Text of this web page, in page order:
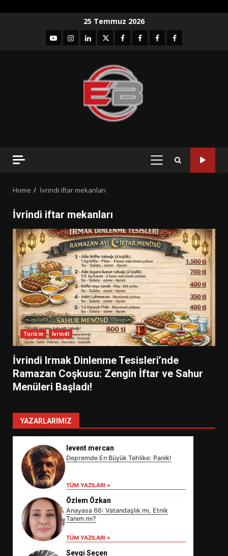
25 Temmuz 2026
YouTubeInstagram
LinkedIntwitterfacebook-Facebook-
Facebook-Facebook-
PRIMARY
Home İvrindi iftar mekanları
İvrindi iftar mekanları
Turizm İvrindi
İvrindi Irmak Dinlenme Tesisleri’nde
Ramazan Coşkusu: Zengin İftar ve Sahur
Menüleri Başladı!
YAZARLARIMIZ
levent mercan
Depremde En Büyük Tehlike: Panik!
TÜM YAZILARI »
Özlem Özkan
Anayasa 66: Vatandaşlık mı, Etnik
Tanım mı?
TÜM YAZILARI »
Sevgi Seçen